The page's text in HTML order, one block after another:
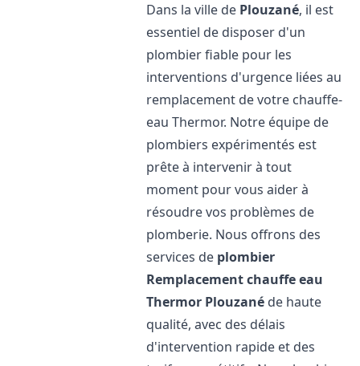
Dans la ville de Plouzané, il est
essentiel de disposer d'un
plombier fiable pour les
interventions d'urgence liées au
remplacement de votre chauffe-
eau Thermor. Notre équipe de
plombiers expérimentés est
prête à intervenir à tout
moment pour vous aider à
résoudre vos problèmes de
plomberie. Nous offrons des
services de plombier
Remplacement chauffe eau
Thermor Plouzané de haute
qualité, avec des délais
d'intervention rapide et des